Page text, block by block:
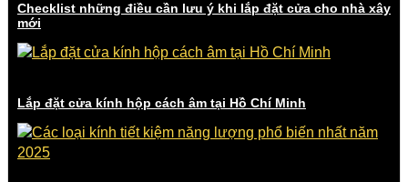
Checklist những điều cần lưu ý khi lắp đặt cửa cho nhà xây
mới
Lắp đặt cửa kính hộp cách âm tại Hồ Chí Minh